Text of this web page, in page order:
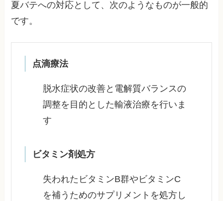
夏バテへの対応として、次のようなものが一般的
です。
点滴療法
脱水症状の改善と電解質バランスの
調整を目的とした輸液治療を行いま
す
ビタミン剤処方
失われたビタミンB群やビタミンC
を補うためのサプリメントを処方し